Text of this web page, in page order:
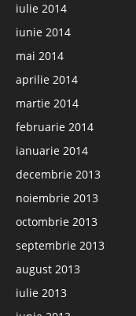
iulie 2014
iunie 2014
mai 2014
aprilie 2014
martie 2014
februarie 2014
ianuarie 2014
decembrie 2013
noiembrie 2013
octombrie 2013
septembrie 2013
august 2013
iulie 2013